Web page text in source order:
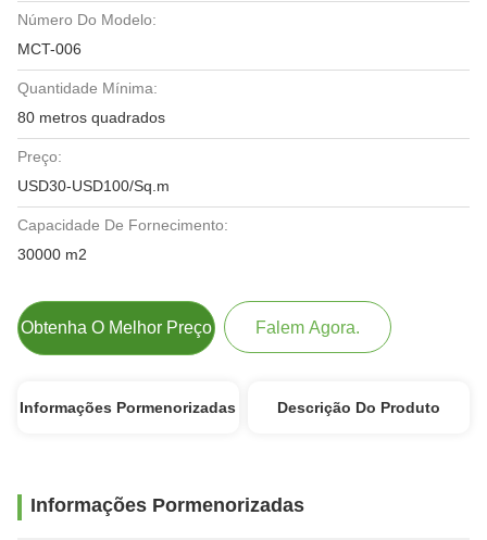
Número Do Modelo:
MCT-006
Quantidade Mínima:
80 metros quadrados
Preço:
USD30-USD100/Sq.m
Capacidade De Fornecimento:
30000 m2
Obtenha O Melhor Preço Falem Agora.
Informações Pormenorizadas Descrição Do Produto
Informações Pormenorizadas